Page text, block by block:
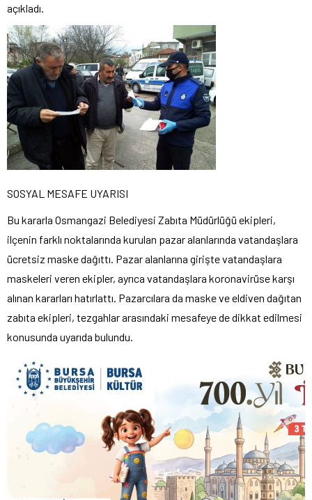
açıkladı.
SOSYAL MESAFE UYARISI
Bu kararla Osmangazi Belediyesi Zabıta Müdürlüğü ekipleri,
ilçenin farklı noktalarında kurulan pazar alanlarında vatandaşlara
ücretsiz maske dağıttı. Pazar alanlarına girişte vatandaşlara
maskeleri veren ekipler, ayrıca vatandaşlara koronavirüse karşı
alınan kararları hatırlattı. Pazarcılara da maske ve eldiven dağıtan
zabıta ekipleri, tezgahlar arasındaki mesafeye de dikkat edilmesi
konusunda uyarıda bulundu.